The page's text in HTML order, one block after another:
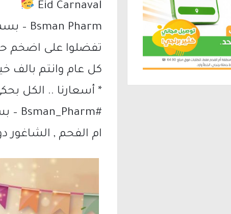
Eid Carnaval
Bsman Pharm – بسمان فارم